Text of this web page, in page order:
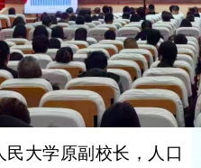
大学原副校长，人口